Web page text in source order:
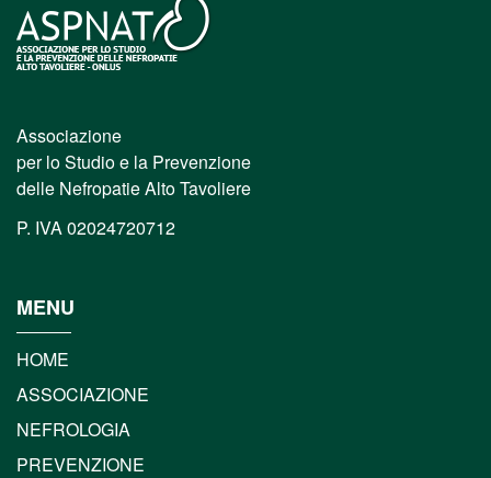
Associazione
per lo Studio e la Prevenzione
delle Nefropatie Alto Tavoliere
P. IVA 02024720712
MENU
HOME
ASSOCIAZIONE
NEFROLOGIA
PREVENZIONE